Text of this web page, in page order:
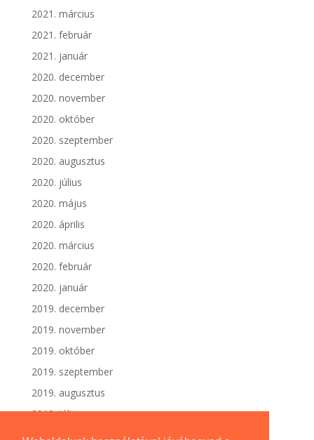
2021. március
2021. február
2021. január
2020. december
2020. november
2020. október
2020. szeptember
2020. augusztus
2020. július
2020. május
2020. április
2020. március
2020. február
2020. január
2019. december
2019. november
2019. október
2019. szeptember
2019. augusztus
2019. július
2019. június